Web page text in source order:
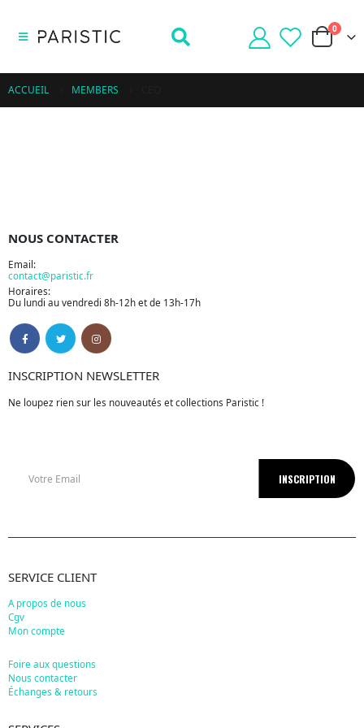
0
ACCUEIL MEMBERS
NOUS CONTACTER
Email:
contact@paristic.fr
Horaires:
Du lundi au vendredi 8h-12h et de 13h-17h
INSCRIPTION NEWSLETTER
Ne loupez rien sur les nouveautés et collections Paristic !
SERVICE CLIENT
A propos de nous
Cgv
Mon compte
Foire aux questions
Nous contacter
Échanges & retours